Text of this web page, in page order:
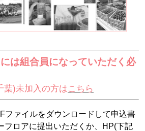
は組合員になっていただく必
)未加入の方はこちら
ァイルをダウンロードして申込書
フロアに提出いただくか、HP(下記